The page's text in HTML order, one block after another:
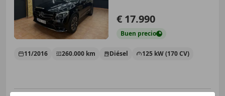
€ 17.990
Buen precio
11/2016 260.000 km Diésel 125 kW (170 CV)